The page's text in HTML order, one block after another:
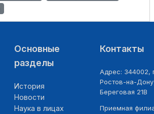
Основные
разделы
История
Новости
Наука в лицах
Контакты
Адрес: 344002,
Ростов-на-
Береговая 21В
Приемная